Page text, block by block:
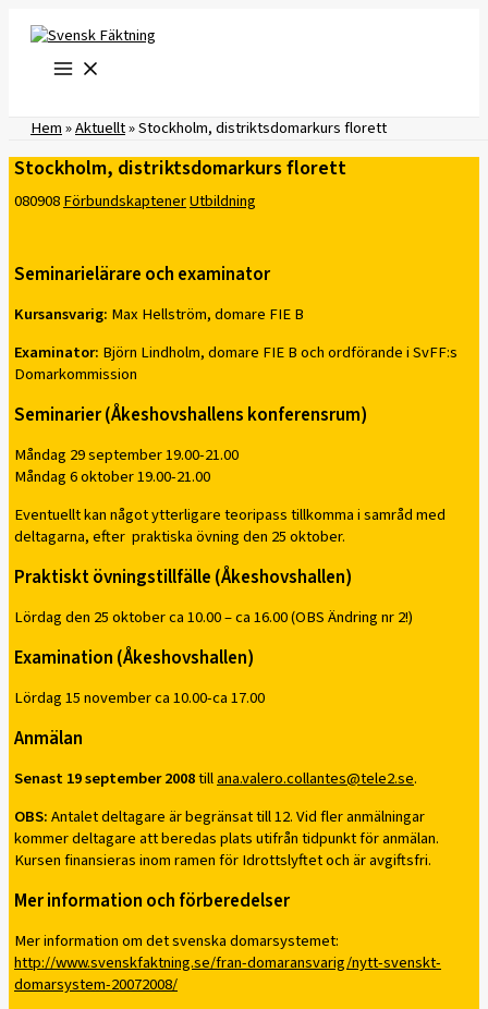
innehåll
Hem»Aktuellt»Stockholm, distriktsdomarkurs florett
Stockholm, distriktsdomarkurs florett
080908FörbundskaptenerUtbildning
Seminarielärare och examinator
Kursansvarig: Max Hellström, domare FIE B
Examinator: Björn Lindholm, domare FIE B och ordförande i SvFF:s
Domarkommission
Seminarier (Åkeshovshallens konferensrum)
Måndag 29 september 19.00-21.00
Måndag 6 oktober 19.00-21.00
Eventuellt kan något ytterligare teoripass tillkomma i samråd med
deltagarna, efter praktiska övning den 25 oktober.
Praktiskt övningstillfälle (Åkeshovshallen)
Lördag den 25 oktober ca 10.00 – ca 16.00 (OBS Ändring nr 2!)
Examination (Åkeshovshallen)
Lördag 15 november ca 10.00-ca 17.00
Anmälan
Senast 19 september 2008tillana.valero.collantes@tele2.se.
OBS:Antalet deltagare är begränsat till 12. Vid fler anmälningar
kommer deltagare att beredas plats utifrån tidpunkt för anmälan.
Kursen finansieras inom ramen för Idrottslyftet och är avgiftsfri.
Mer information och förberedelser
Mer information om det svenska domarsystemet:
http://www.svenskfaktning.se/fran-domaransvarig/nytt-svenskt-
domarsystem-20072008/